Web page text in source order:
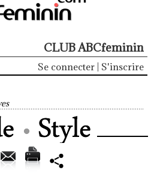
CLUB ABCfeminin
Se connecter S'inscrire